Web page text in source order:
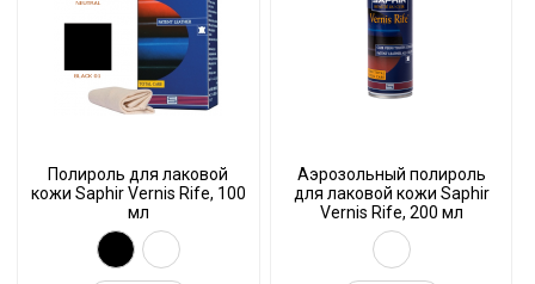
Полироль для лаковой
кожи Saphir Vernis Rife, 100
мл
Аэрозольный полироль
для лаковой кожи Saphir
Vernis Rife, 200 мл